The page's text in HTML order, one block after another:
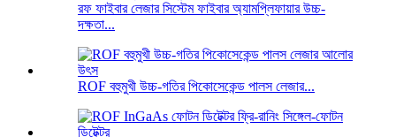
রফ ফাইবার লেজার সিস্টেম ফাইবার অ্যামপ্লিফায়ার উচ্চ-
দক্ষতা...
ROF বহুমুখী উচ্চ-গতির পিকোসেকেন্ড পালস লেজার...